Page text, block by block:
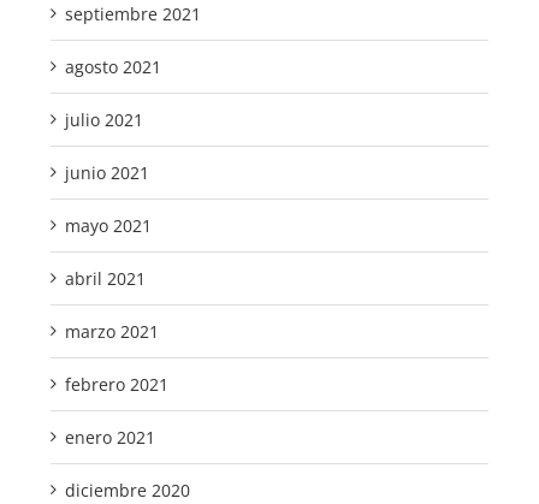
septiembre 2021
agosto 2021
julio 2021
junio 2021
mayo 2021
abril 2021
marzo 2021
febrero 2021
enero 2021
diciembre 2020